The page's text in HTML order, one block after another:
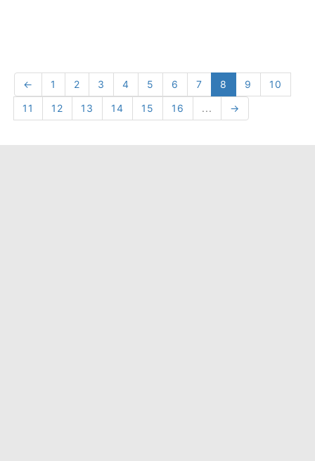
← 1 2 3 4 5 6 7 8 9
10
11
12 13 14 15 16 ... →